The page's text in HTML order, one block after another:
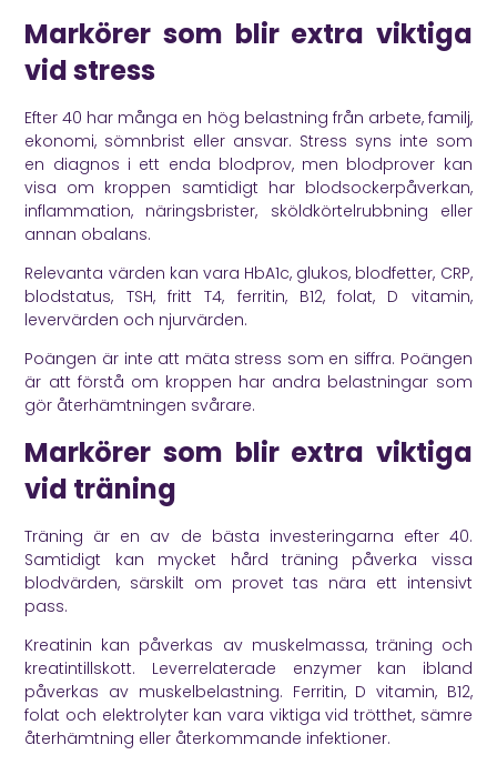
Markörer som blir extra viktiga
vid stress
Efter 40 har många en hög belastning från arbete, familj,
ekonomi, sömnbrist eller ansvar. Stress syns inte som
en diagnos i ett enda blodprov, men blodprover kan
visa om kroppen samtidigt har blodsockerpåverkan,
inflammation, näringsbrister, sköldkörtelrubbning eller
annan obalans.
Relevanta värden kan vara HbA1c, glukos, blodfetter, CRP,
blodstatus, TSH, fritt T4, ferritin, B12, folat, D vitamin,
levervärden och njurvärden.
Poängen är inte att mäta stress som en siffra. Poängen
är att förstå om kroppen har andra belastningar som
gör återhämtningen svårare.
Markörer som blir extra viktiga
vid träning
Träning är en av de bästa investeringarna efter 40.
Samtidigt kan mycket hård träning påverka vissa
blodvärden, särskilt om provet tas nära ett intensivt
pass.
Kreatinin kan påverkas av muskelmassa, träning och
kreatintillskott. Leverrelaterade enzymer kan ibland
påverkas av muskelbelastning. Ferritin, D vitamin, B12,
folat och elektrolyter kan vara viktiga vid trötthet, sämre
återhämtning eller återkommande infektioner.